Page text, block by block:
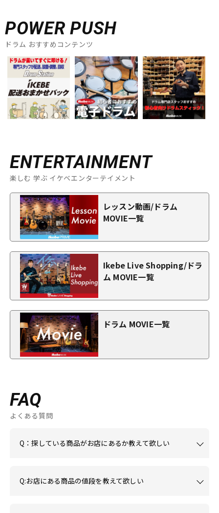
POWER PUSH
ドラム おすすめコンテンツ
ENTERTAINMENT
楽しむ 学ぶ イケベエンターテイメント
レッスン動画/ドラム
MOVIE一覧
Ikebe Live Shopping/ドラ
ム MOVIE一覧
ドラム MOVIE一覧
FAQ
よくある質問
Q：探している商品がお店にあるか教えて欲しい
Q:お店にある商品の値段を教えて欲しい